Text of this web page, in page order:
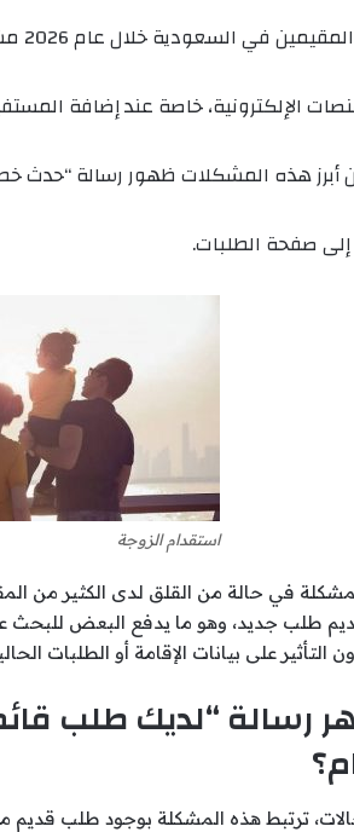
الإلكترونية، خاصة عند إضافة
أبرز هذه المشكلات ظهور رسالة
إلى صفحة الطلبات.
استقدام الزوجة
في حالة من القلق لدى الكثير من
طلب جديد، وهو ما يدفع البعض للبحث
على بيانات الإقامة أو الطلبات
رسالة “لديك طلب
ترتبط هذه المشكلة بوجود طلب قديم